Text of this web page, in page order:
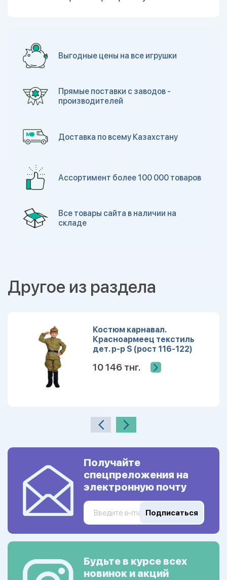
Выгодные цены на все игрушки
Прямые поставки с заводов -
производителей
Доставка по всему Казахстану
Ассортимент более 100 000 товаров
Все товары сайта в наличии на
складе
Другое из раздела
Костюм карнавал.
Красноармеец текстиль
дет. р-р S (рост 116-122)
10 146 тнг.
Получайте
спецпреложения на
электронную почту
Подписаться
Будьте в курсе всех
новинок и акций